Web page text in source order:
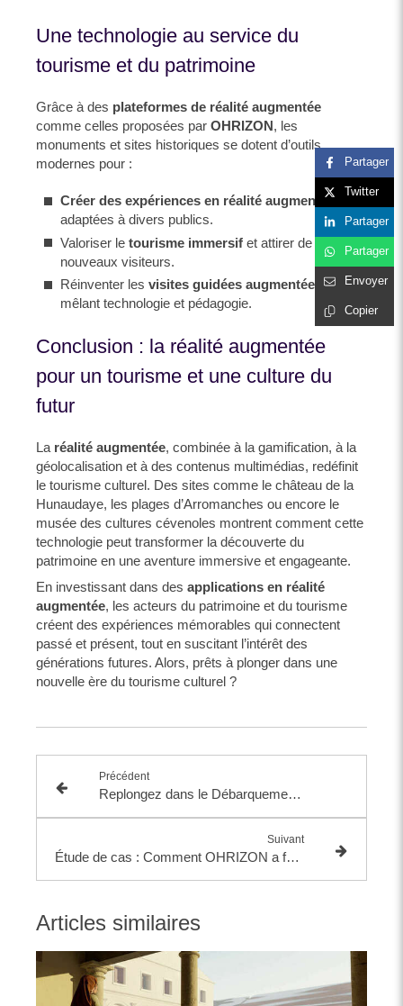
Une technologie au service du
tourisme et du patrimoine
Grâce à des plateformes de réalité augmentée
comme celles proposées par OHRIZON, les
monuments et sites historiques se dotent d’outils
modernes pour :
Créer des expériences en réalité augmentée
adaptées à divers publics.
Valoriser le tourisme immersif et attirer de
nouveaux visiteurs.
Réinventer les visites guidées augmentées en
mêlant technologie et pédagogie.
Conclusion : la réalité augmentée
pour un tourisme et une culture du
futur
La réalité augmentée, combinée à la gamification, à la
géolocalisation et à des contenus multimédias, redéfinit
le tourisme culturel. Des sites comme le château de la
Hunaudaye, les plages d’Arromanches ou encore le
musée des cultures cévenoles montrent comment cette
technologie peut transformer la découverte du
patrimoine en une aventure immersive et engageante.
En investissant dans des applications en réalité
augmentée, les acteurs du patrimoine et du tourisme
créent des expériences mémorables qui connectent
passé et présent, tout en suscitant l’intérêt des
générations futures. Alors, prêts à plonger dans une
nouvelle ère du tourisme culturel ?
Précédent
Replongez dans le Débarquement du Jour J à Arromanches en 1944
Suivant
Étude de cas : Comment OHRIZON a facilité la visite de la Crypte de Boulogne-sur-Mer avec un audioguide multimédia
Articles similaires
Partager
Twitter
Partager
Partager
Envoyer
Copier